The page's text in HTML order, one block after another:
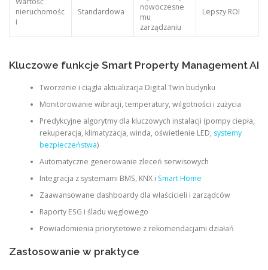
nieruchomośc
i
Standardowa
nowoczesne
mu
zarządzaniu
Lepszy ROI
Kluczowe funkcje Smart Property Management AI
Tworzenie i ciągła aktualizacja Digital Twin budynku
Monitorowanie wibracji, temperatury, wilgotności i zużycia
Predykcyjne algorytmy dla kluczowych instalacji (pompy ciepła,
rekuperacja, klimatyzacja, winda, oświetlenie LED, systemy
bezpieczeństwa)
Automatyczne generowanie zleceń serwisowych
Integracja z systemami BMS, KNX i Smart Home
Zaawansowane dashboardy dla właścicieli i zarządców
Raporty ESG i śladu węglowego
Powiadomienia priorytetowe z rekomendacjami działań
Zastosowanie w praktyce